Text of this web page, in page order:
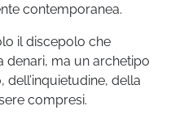
contemporanea.
il discepolo che
denari, ma un archetipo
della
compresi.